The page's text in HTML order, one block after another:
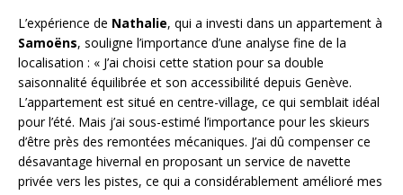
L’expérience de Nathalie, qui a investi dans un appartement à
Samoëns, souligne l’importance d’une analyse fine de la
localisation : « J’ai choisi cette station pour sa double
saisonnalité équilibrée et son accessibilité depuis Genève.
L’appartement est situé en centre-village, ce qui semblait idéal
pour l’été. Mais j’ai sous-estimé l’importance pour les skieurs
d’être près des remontées mécaniques. J’ai dû compenser ce
désavantage hivernal en proposant un service de navette
privée vers les pistes, ce qui a considérablement amélioré mes